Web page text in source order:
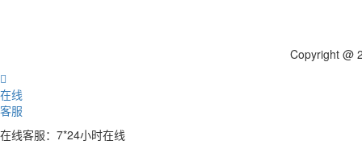
Copyright @

在线
客服
在线客服：7*24小时在线